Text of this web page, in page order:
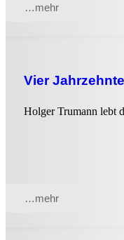
…mehr
Vier
Holger Trumann lebt
…mehr